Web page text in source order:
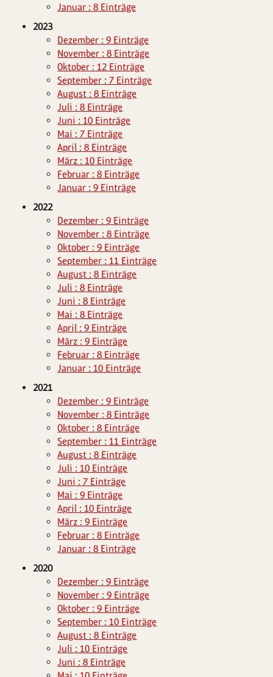
Januar : 8 Einträge
2023
Dezember : 9 Einträge
November : 8 Einträge
Oktober : 12 Einträge
September : 7 Einträge
August : 8 Einträge
Juli : 8 Einträge
Juni : 10 Einträge
Mai : 7 Einträge
April : 8 Einträge
März : 10 Einträge
Februar : 8 Einträge
Januar : 9 Einträge
2022
Dezember : 9 Einträge
November : 8 Einträge
Oktober : 9 Einträge
September : 11 Einträge
August : 8 Einträge
Juli : 8 Einträge
Juni : 8 Einträge
Mai : 8 Einträge
April : 9 Einträge
März : 9 Einträge
Februar : 8 Einträge
Januar : 10 Einträge
2021
Dezember : 9 Einträge
November : 8 Einträge
Oktober : 8 Einträge
September : 11 Einträge
August : 8 Einträge
Juli : 10 Einträge
Juni : 7 Einträge
Mai : 9 Einträge
April : 10 Einträge
März : 9 Einträge
Februar : 8 Einträge
Januar : 8 Einträge
2020
Dezember : 9 Einträge
November : 9 Einträge
Oktober : 9 Einträge
September : 10 Einträge
August : 8 Einträge
Juli : 10 Einträge
Juni : 8 Einträge